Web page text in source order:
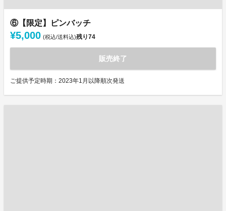
⑥【限定】ピンバッチ
¥5,000 (税込/送料込)残り74
販売終了
ご提供予定時期：2023年1月以降順次発送